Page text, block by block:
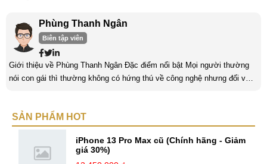
Phùng Thanh Ngân
Biên tập viên
Giới thiệu về Phùng Thanh Ngân Đặc điểm nổi bật Mọi người thường
nói con gái thì thường không có hứng thú về công nghệ nhưng đối với
quan trọng nhất của con gái khi làm về lĩnh vực công nghệ là phải có
SẢN PHẨM HOT
iPhone 13 Pro Max cũ (Chính hãng - Giảm
giá 30%)